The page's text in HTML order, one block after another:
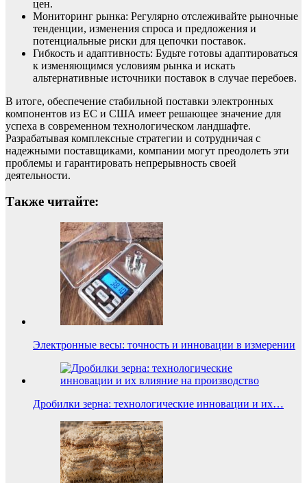
цен.
Мониторинг рынка: Регулярно отслеживайте рыночные
тенденции, изменения спроса и предложения и
потенциальные риски для цепочки поставок.
Гибкость и адаптивность: Будьте готовы адаптироваться
к изменяющимся условиям рынка и искать
альтернативные источники поставок в случае перебоев.
В итоге, обеспечение стабильной поставки электронных
компонентов из ЕС и США имеет решающее значение для
успеха в современном технологическом ландшафте.
Разрабатывая комплексные стратегии и сотрудничая с
надежными поставщиками, компании могут преодолеть эти
проблемы и гарантировать непрерывность своей
деятельности.
Также читайте:
Электронные весы: точность и инновации в измерении
Дробилки зерна: технологические инновации и их…